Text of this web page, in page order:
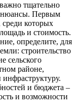
тщательно
нюансы. Первым
среди которых
и стоимость.
определите, для
строительство
сельского
районе,
и бюджета –
и возможности